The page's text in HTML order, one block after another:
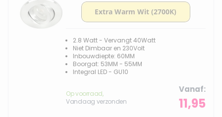
2.8 Watt - Vervangt 40Watt
Niet Dimbaar en 230Volt
Inbouwdiepte: 60MM
Boorgat: 53MM - 55MM
Integral LED - GU10
Op voorraad,
Vandaag verzonden
Vanaf
11,95